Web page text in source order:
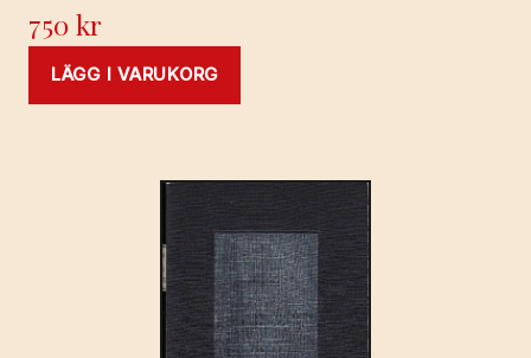
750kr
LÄGG I VARUKORG